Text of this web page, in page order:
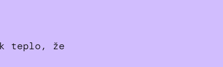
teplo, že